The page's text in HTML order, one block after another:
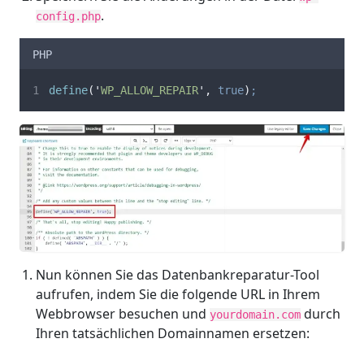
config.php.
PHP
define( 'WP_ALLOW_REPAIR' , true) ;
Nun können Sie das Datenbankreparatur-Tool
aufrufen, indem Sie die folgende URL in Ihrem
Webbrowser besuchen und yourdomain.com durch
Ihren tatsächlichen Domainnamen ersetzen: